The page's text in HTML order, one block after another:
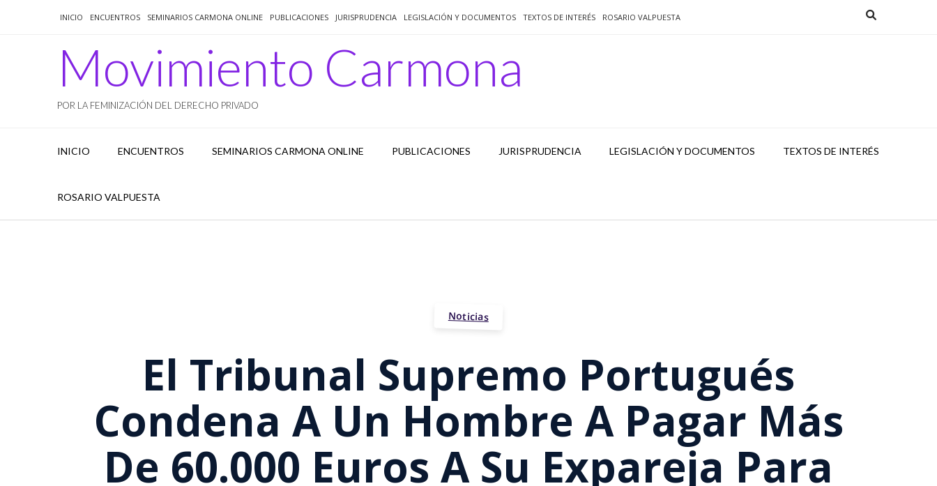
INICIO ENCUENTROS SEMINARIOS CARMONA ONLINE PUBLICACIONES JURISPRUDENCIA LEGISLACIÓN Y DOCUMENTOS TEXTOS DE INTERÉS ROSARIO VALPUESTA
Movimiento Carmona
POR LA FEMINIZACIÓN DEL DERECHO PRIVADO
INICIO ENCUENTROS SEMINARIOS CARMONA ONLINE PUBLICACIONES JURISPRUDENCIA LEGISLACIÓN Y DOCUMENTOS TEXTOS DE INTERÉS
ROSARIO VALPUESTA
Noticias
El Tribunal Supremo Portugués
Condena A Un Hombre A Pagar Más
De 60.000 Euros A Su Expareja Para